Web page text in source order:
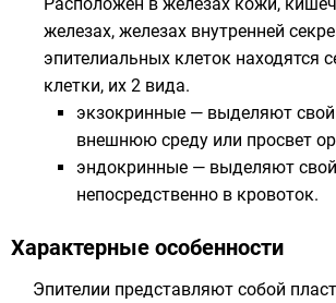
железах, железах внутренней
эпителиальных клеток находятся
клетки, их 2 вида.
экзокринные — выделяют свой
внешнюю среду или просвет
эндокринные — выделяют свой
непосредственно в кровоток.
Характерные особенности
Эпителии представляют собой